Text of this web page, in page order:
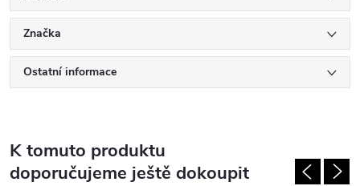
Značka
Ostatní informace
K tomuto produktu
doporučujeme ještě dokoupit